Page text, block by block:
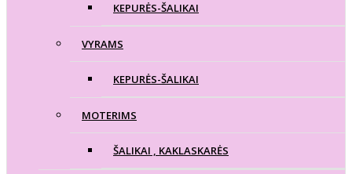
KEPURĖS-ŠALIKAI
VYRAMS
KEPURĖS-ŠALIKAI
MOTERIMS
ŠALIKAI , KAKLASKARĖS